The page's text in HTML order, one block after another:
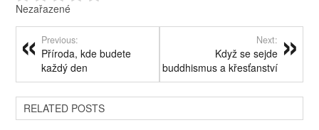
Nezařazené
Previous:
Příroda, kde budete
každý den
Next:
Když se sejde
buddhismus a křesťanství
RELATED POSTS